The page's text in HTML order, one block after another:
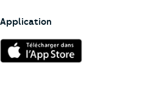
Application